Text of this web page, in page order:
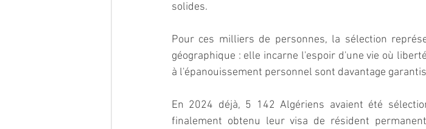
solides.
Pour ces milliers de personnes, la sélection
géographique : elle incarne l'espoir d'une vie où
à l'épanouissement personnel sont davantage
En 2024 déjà, 5 142 Algériens avaient été
finalement obtenu leur visa de résident